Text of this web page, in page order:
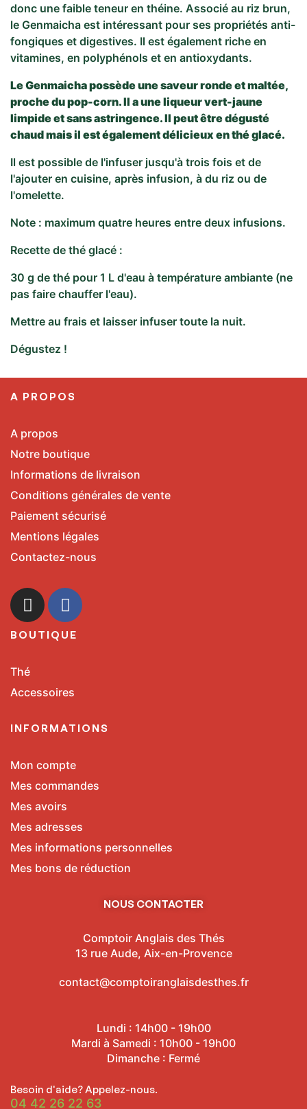
donc une faible teneur en théine. Associé au riz brun,
le Genmaicha est intéressant pour ses propriétés anti-
fongiques et digestives. Il est également riche en
vitamines, en polyphénols et en antioxydants.
Le Genmaicha possède une saveur ronde et maltée,
proche du pop-corn. Il a une liqueur vert-jaune
limpide et sans astringence. Il peut être dégusté
chaud mais il est également délicieux en thé glacé.
Il est possible de l'infuser jusqu'à trois fois et de
l'ajouter en cuisine, après infusion, à du riz ou de
l'omelette.
Note : maximum quatre heures entre deux infusions.
Recette de thé glacé :
30 g de thé pour 1 L d'eau à température ambiante (ne
pas faire chauffer l'eau).
Mettre au frais et laisser infuser toute la nuit.
Dégustez !
A PROPOS
A propos
Notre boutique
Informations de livraison
Conditions générales de vente
Paiement sécurisé
Mentions légales
Contactez-nous
BOUTIQUE
Thé
Accessoires
INFORMATIONS
Mon compte
Mes commandes
Mes avoirs
Mes adresses
Mes informations personnelles
Mes bons de réduction
NOUS CONTACTER
Comptoir Anglais des Thés
13 rue Aude, Aix-en-Provence
contact@comptoiranglaisdesthes.fr
Lundi : 14h00 - 19h00
Mardi à Samedi : 10h00 - 19h00
Dimanche : Fermé
Besoin d'aide? Appelez-nous.
04 42 26 22 63